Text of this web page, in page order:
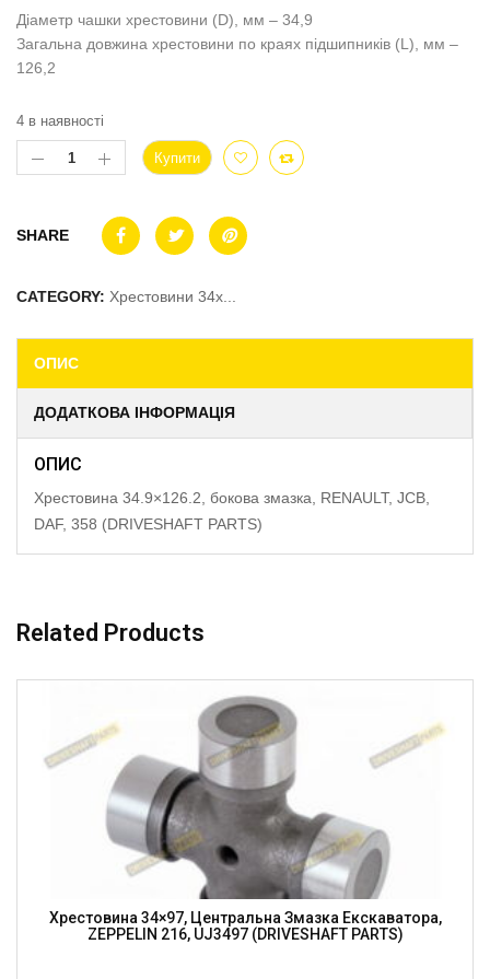
Діаметр чашки хрестовини (D), мм – 34,9
Загальна довжина хрестовини по краях підшипників (L), мм –
126,2
4 в наявності
Купити
SHARE
CATEGORY: Хрестовини 34x...
ОПИС
ДОДАТКОВА ІНФОРМАЦІЯ
ОПИС
Хрестовина 34.9×126.2, бокова змазка, RENAULT, JCB,
DAF, 358 (DRIVESHAFT PARTS)
Related Products
Хрестовина 34×97, Центральна Змазка Екскаватора,
ZEPPELIN 216, UJ3497 (DRIVESHAFT PARTS)